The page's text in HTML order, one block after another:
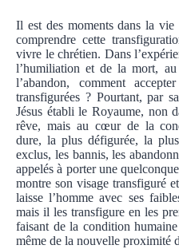
Il est des moments dans la
comprendre cette
vivre le chrétien. Dans
l’humiliation et de la mort,
l’abandon, comment
transfigurées ? Pourtant, par
Jésus établi le Royaume, non
rêve, mais au cœur de la
dure, la plus défigurée, la
exclus, les bannis, les
appelés à porter une
montre son visage transfiguré
laisse l’homme avec ses
mais il les transfigure en les
faisant de la condition
même de la nouvelle proximité